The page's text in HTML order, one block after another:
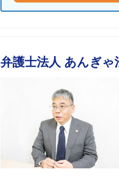
弁護士法人 あんぎゃ